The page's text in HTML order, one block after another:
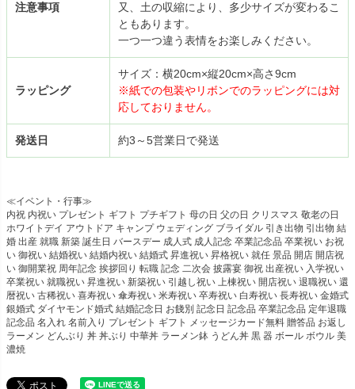
注意事項
又、土の収縮により、多少サイズが変わるこ
ともあります。
一つ一つ違う表情をお楽しみください。
ラッピング
サイズ：横20cm×縦20cm×高さ9cm
※紙での包装やリボンでのラッピングには対
応しておりません。
発送日 約3～5営業日で発送
≪イベント・行事≫
内祝 内祝い プレゼント ギフト プチギフト 母の日 父の日 クリスマス 敬老の日
ホワイトデイ アウトドア キャンプ ウェディング ブライダル 引き出物 引出物 結
婚 出産 就職 新築 誕生日 バースデー 成人式 成人記念 卒業記念品 卒業祝い お祝
い 御祝い 結婚祝い 結婚内祝い 結婚式 昇進祝い 昇格祝い 就任 景品 開店 開店祝
い 御開業祝 周年記念 挨拶回り 転職 記念 二次会 披露宴 御祝 出産祝い 入学祝い
卒業祝い 就職祝い 昇進祝い 新築祝い 引越し祝い 上棟祝い 開店祝い 退職祝い 還
暦祝い 古稀祝い 喜寿祝い 傘寿祝い 米寿祝い 卒寿祝い 白寿祝い 長寿祝い 金婚式
銀婚式 ダイヤモンド婚式 結婚記念日 お餞別 記念日 記念品 卒業記念品 定年退職
記念品 名入れ 名前入り プレゼント ギフト メッセージカード無料 贈答品 お返し
ラーメン どんぶり 丼 丼ぶり 中華丼 ラーメン鉢 うどん丼 黒 器 ボール ボウル 美
濃焼